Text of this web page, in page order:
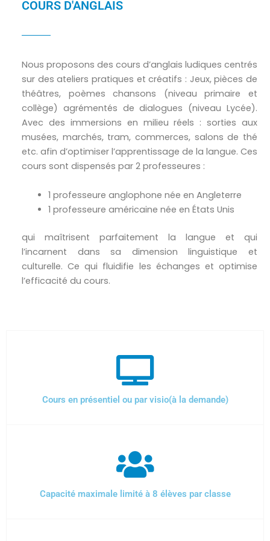
COURS D'ANGLAIS
Nous proposons des cours d’anglais ludiques centrés
sur des ateliers pratiques et créatifs : Jeux, pièces de
théâtres, poèmes chansons (niveau primaire et
collège) agrémentés de dialogues (niveau Lycée).
Avec des immersions en milieu réels : sorties aux
musées, marchés, tram, commerces, salons de thé
etc. afin d’optimiser l’apprentissage de la langue. Ces
cours sont dispensés par 2 professeures :
1 professeure anglophone née en Angleterre
1 professeure américaine née en États Unis
qui maîtrisent parfaitement la langue et qui
l’incarnent dans sa dimension linguistique et
culturelle. Ce qui fluidifie les échanges et optimise
l’efficacité du cours.
Cours en présentiel ou par visio(à la demande)
Capacité maximale limité à 8 élèves par classe